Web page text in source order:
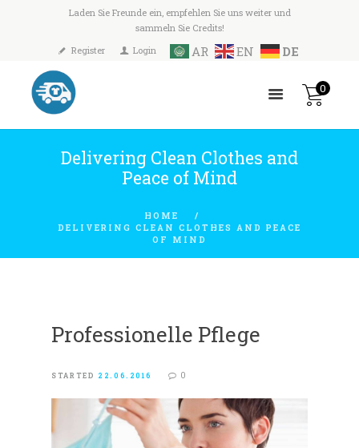
Laden Sie Freunde ein, empfehlen Sie uns weiter und
sammeln Sie Credits!
Register
Login AR EN DE
0
Delivering Clean Clothes and
Peace of Mind
HOME
DELIVERING CLEAN CLOTHES AND PEACE
OF MIND
Professionelle Pflege
STARTED 22.06.2016 0